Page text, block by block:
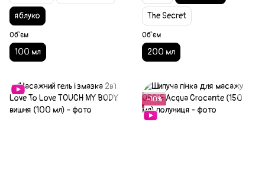
яблуко
Об`єм
100 мл
The Secret
Об`єм
200 мл
Акція
−10%